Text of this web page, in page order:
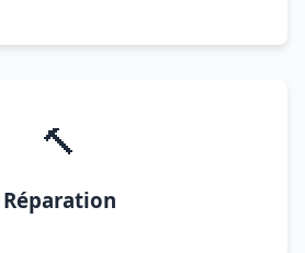
🔨
Réparation